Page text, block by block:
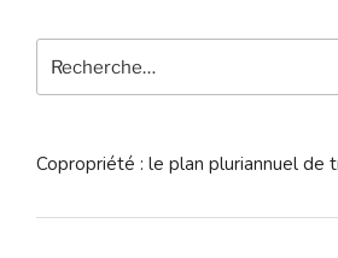
pour
Copropriété : le plan pluriannuel de